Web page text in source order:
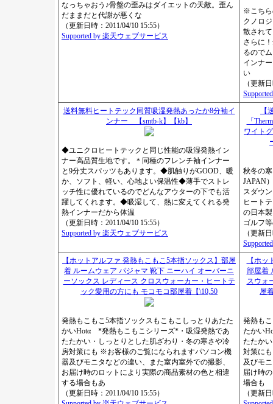
なっちゃおう♪骨盤の歪みはダイエットの天敵。歪ん
だままだと代謝が悪くな
（更新日時：2011/04/10 15:55）
Supported by 楽天ウェブサービス
※こちら
クノロ
散され
さらに
るので
インナ
い
（更新
送料無料ヒートテック同質吸湿発熱あったか8分袖イ
ンナー 【smtb-k】【kb】
◆ユニクロヒートテックと同じ性能の吸湿発熱イン
ナー高品質生地です。＊同種のフレンチ袖インナー
と9分丈スパッツもあります。◆肌触りがGOOD、暖
か、ソフト、軽い、心地よい保温性◆薄手でストレ
ッチ性に優れているのでどんなアウターの下でも活
躍してくれます。◆吸湿して、熱に変えてくれる発
熱インナーだから体温
（更新日時：2011/04/10 15:55）
Supported by 楽天ウェブサービス
【
「
ワイト
秋冬の
JAPAN
スダウ
ヒート
の日本
ゴルフ
（更新
【ホットアルファ 発熱もこもこ5本指ソックス】部屋
着 ルームウェア パジャマ 靴下 ニーハイ オーバーニ
ーソックス レディース クロスウォーカー・ヒートテ
ック愛用の方にも モコモコ部屋着【\10,50
発熱もこもこ5本指ソックスもこもこしっとりあたた
かいHotα *発熱もこもこシリーズ*・吸湿発熱であ
たたかい・しっとりとした肌ざわり・冬の寒さや冷
房対策にも ※お客様のご覧になられますパソコン機
器及びモニタなどの違い、また室内室外での撮影、
お届け時のロットにより実際の商品素材の色と相違
する場合もあ
（更新日時：2011/04/10 15:55）
【ホ
部屋着
スウォ
屋
発熱も
たかい
たたか
対策に
及びモ
届け時
場合も
（更新